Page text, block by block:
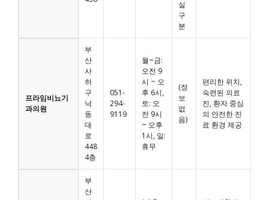
실
구
분
프라임비뇨기
과의원
부
산
사
하
구
낙
동
대
로
448
4층
051-
294-
9119
월~금:
오전 9
시 ~ 오
후 6시,
토: 오
전 9시
~ 오후
1시, 일:
휴무
(정
보
없
음)
편리한 위치,
숙련된 의료
진, 환자 중심
의 안전한 진
료 환경 제공
부
산